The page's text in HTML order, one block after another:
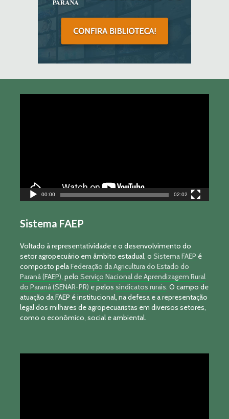
00:00 02:02
Sistema FAEP
Voltado à representatividade e o desenvolvimento do
setor agropecuário em âmbito estadual, o Sistema FAEP é
composto pelaFederação da Agricultura do Estado do
Paraná (FAEP), pelo Serviço Nacional de Aprendizagem Rural
do Paraná (SENAR-PR) e pelos sindicatos rurais. O campo de
atuação da FAEP é institucional, na defesa e a representação
legal dos milhares de agropecuaristas em diversos setores,
como o econômico, social e ambiental.